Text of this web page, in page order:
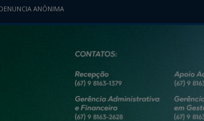
DENUNCIA ANÔNIMA